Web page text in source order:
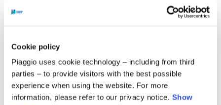
Cookie policy
Piaggio uses cookie technology – including from third
parties – to provide visitors with the best possible
experience when using the website. For more
information, please refer to our privacy notice. Show